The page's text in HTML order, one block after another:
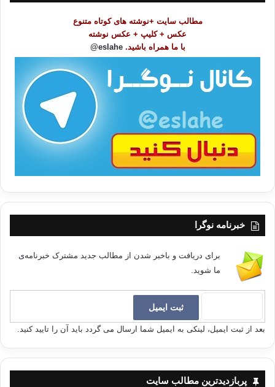
مطالب سایت +نوشته های کوتاه متنوع
عکس + کلیپ + عکس نوشته
با ما همراه باشید. eslahe@
خبرنامه نوگرا
برای دریافت و باخبر شدن از مطالب جدید مشترک خبرنامه‌ی
ما شوید.
بعد از ثبت ایمیل، لینکی به ایمیل شما ارسال می گردد باید آن را تایید کنید.
پربازدیدترین مطالب سایت